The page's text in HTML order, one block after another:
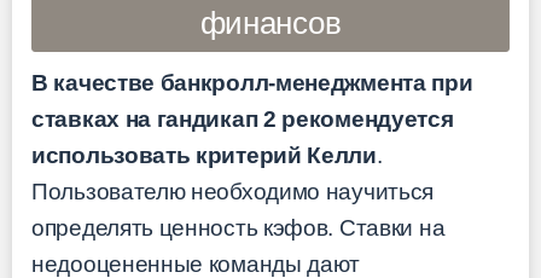
финансов
В качестве банкролл-менеджмента при
ставках на гандикап 2 рекомендуется
использовать критерий Келли.
Пользователю необходимо научиться
определять ценность кэфов. Ставки на
недооцененные команды дают